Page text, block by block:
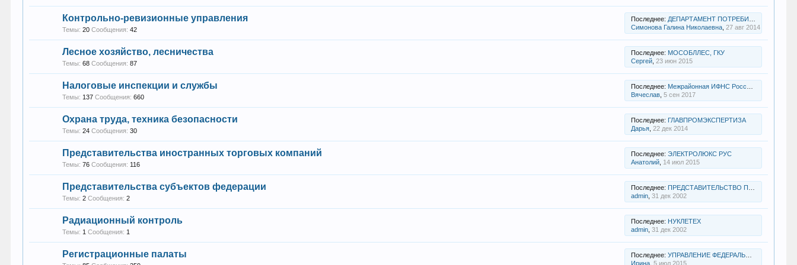
Контрольно-ревизионные управления
Темы: 20 Сообщения: 42
Последнее: ДЕПАРТАМЕНТ ПОТРЕБИТЕЛЬСКОГО РЫНКА И УСЛУГ ГОРОДА МОСКВЫ
Симонова Галина Николаевна, 27 авг 2014
Лесное хозяйство, лесничества
Темы: 68 Сообщения: 87
Последнее: МОСОБЛЛЕС, ГКУ
Сергей, 23 июн 2015
Налоговые инспекции и службы
Темы: 137 Сообщения: 660
Последнее: Межрайонная ИФНС России №22 по Московской области
Вячеслав, 5 сен 2017
Охрана труда, техника безопасности
Темы: 24 Сообщения: 30
Последнее: ГЛАВПРОМЭКСПЕРТИЗА
Дарья, 22 дек 2014
Представительства иностранных торговых компаний
Темы: 76 Сообщения: 116
Последнее: ЭЛЕКТРОЛЮКС РУС
Анатолий, 14 июл 2015
Представительства субъектов федерации
Темы: 2 Сообщения: 2
Последнее: ПРЕДСТАВИТЕЛЬСТВО ПРАВИТЕЛЬСТВА ТЮМЕНСКОЙ ОБЛАСТИ В ОРГАНАХ ГОСУДАРСТВЕННОЙ ВЛАСТИ В РФ
admin, 31 дек 2002
Радиационный контроль
Темы: 1 Сообщения: 1
Последнее: НУКЛЕТЕХ
admin, 31 дек 2002
Регистрационные палаты Последнее: УПРАВЛЕНИЕ ФЕДЕРАЛЬНОЙ СЛУЖБЫ ГОСУДАРСТВЕННОЙ РЕГИСТРАЦИИ, КАДАСТРА И КАРТОГРАФИИ ПО МО
Ирина, 5 июл 2015